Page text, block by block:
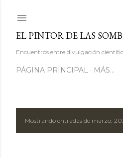
EL PINTOR DE LAS
Encuentros entre divulgación
PÁGINA PRINCIPAL MÁS…
EMostrando entradas de marzo,